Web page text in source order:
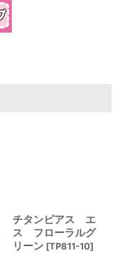
チタンピアス エ
ス フローラルグ
リーン [TP811-10]